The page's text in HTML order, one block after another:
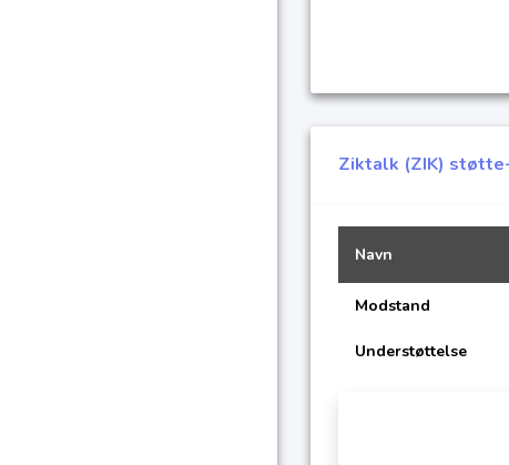
Ziktalk (ZIK)
Navn
Modstand
Understøttelse